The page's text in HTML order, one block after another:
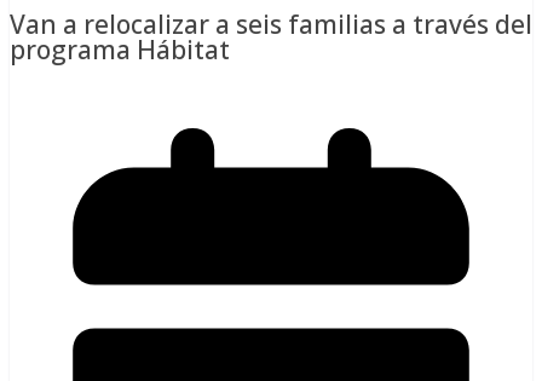
Van a relocalizar a seis familias a través del
programa Hábitat